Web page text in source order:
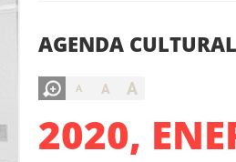
AGENDA CULTURAL
A A A
2020,